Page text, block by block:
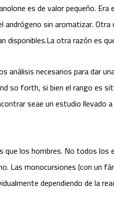
es de valor pequeño.
sin aromatizar.
otra razón es
necesarios para dar
so forth, si bien el rango es
seae un estudio llevado
los hombres. No todos
Las monocursiones (con un
dependiendo de la